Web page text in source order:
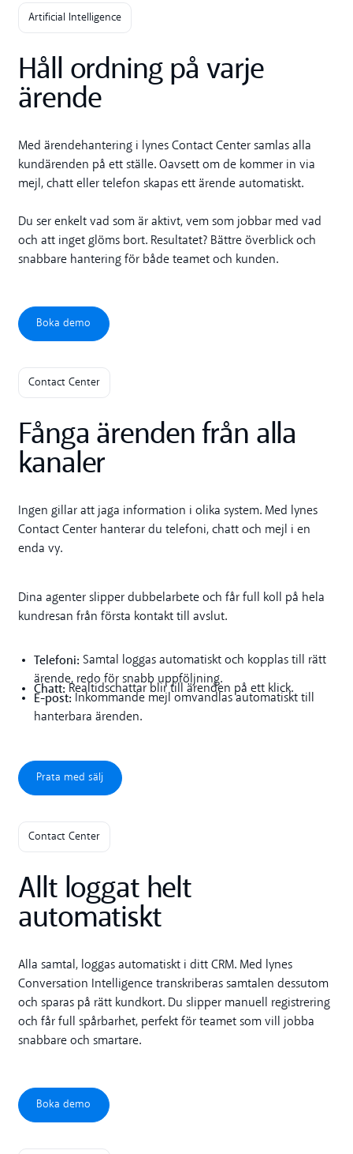
Artificial Intelligence
Håll ordning på varje
ärende
Med ärendehantering i lynes Contact Center samlas alla
kundärenden på ett ställe. Oavsett om de kommer in via
mejl, chatt eller telefon skapas ett ärende automatiskt.
Du ser enkelt vad som är aktivt, vem som jobbar med vad
och att inget glöms bort. Resultatet? Bättre överblick och
snabbare hantering för både teamet och kunden.
Boka demo
Boka demo
Contact Center
Fånga ärenden från alla
kanaler
Ingen gillar att jaga information i olika system. Med lynes
Contact Center hanterar du telefoni, chatt och mejl i en
enda vy.
Dina agenter slipper dubbelarbete och får full koll på hela
kundresan från första kontakt till avslut.
Telefoni: Samtal loggas automatiskt och kopplas till rätt
ärende, redo för snabb uppföljning.
Chatt: Realtidschattar blir till ärenden på ett klick.
E-post: Inkommande mejl omvandlas automatiskt till
hanterbara ärenden.
Prata med sälj
Prata med sälj
Contact Center
Allt loggat helt
automatiskt
Alla samtal, loggas automatiskt i ditt CRM. Med lynes
Conversation Intelligence transkriberas samtalen dessutom
och sparas på rätt kundkort. Du slipper manuell registrering
och får full spårbarhet, perfekt för teamet som vill jobba
snabbare och smartare.
Boka demo
Boka demo